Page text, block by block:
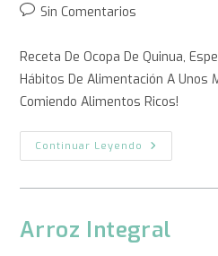
Sin Comentarios
Receta De Ocopa De Quinua,
Hábitos De Alimentación A Unos
Comiendo Alimentos Ricos!
Continuar Leyendo
Arroz Integral